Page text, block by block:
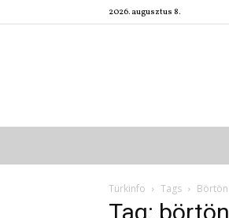
2026. augusztus 8.
Türkinfo Tags Börtön
Tag: börtön